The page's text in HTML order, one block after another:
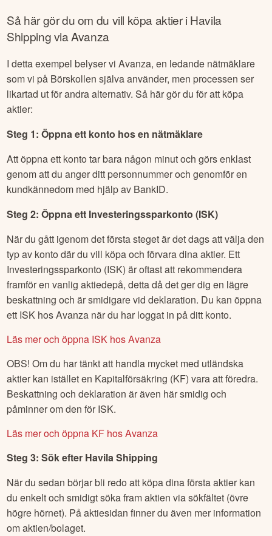
Så här gör du om du vill köpa aktier iHavila
Shippingvia Avanza
I detta exempel belyser vi Avanza, en ledande nätmäklare
som vi på Börskollen själva använder, men processen ser
likartad ut för andra alternativ. Så här gör du för att köpa
aktier:
Steg 1: Öppna ett konto hos en nätmäklare
Att öppna ett konto tar bara någon minut och görs enklast
genom att du anger ditt personnummer och genomför en
kundkännedom med hjälp av BankID.
Steg 2: Öppna ett Investeringssparkonto (ISK)
När du gått igenom det första steget är det dags att välja den
typ av konto där du vill köpa och förvara dina aktier. Ett
Investeringssparkonto (ISK) är oftast att rekommendera
framför en vanlig aktiedepå, detta då det ger dig en lägre
beskattning och är smidigare vid deklaration. Du kan öppna
ett ISK hos Avanza när du har loggat in på ditt konto.
Läs mer och öppna ISK hos Avanza
OBS! Om du har tänkt att handla mycket med utländska
aktier kan istället en Kapitalförsäkring (KF) vara att föredra.
Beskattning och deklaration är även här smidig och
påminner om den för ISK.
Läs mer och öppna KF hos Avanza
Steg 3: Sök efter Havila Shipping
När du sedan börjar bli redo att köpa dina första aktier kan
du enkelt och smidigt söka fram aktien via sökfältet (övre
högre hörnet). På aktiesidan finner du även mer information
om aktien/bolaget.